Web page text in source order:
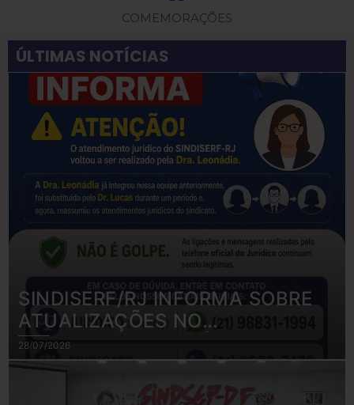
COMEMORAÇÕES
ÚLTIMAS NOTÍCIAS
SINDISERF/RJ INFORMA SOBRE
ATUALIZAÇÕES NO
ATENDIMENTO JURÍDICO
28/07/2026